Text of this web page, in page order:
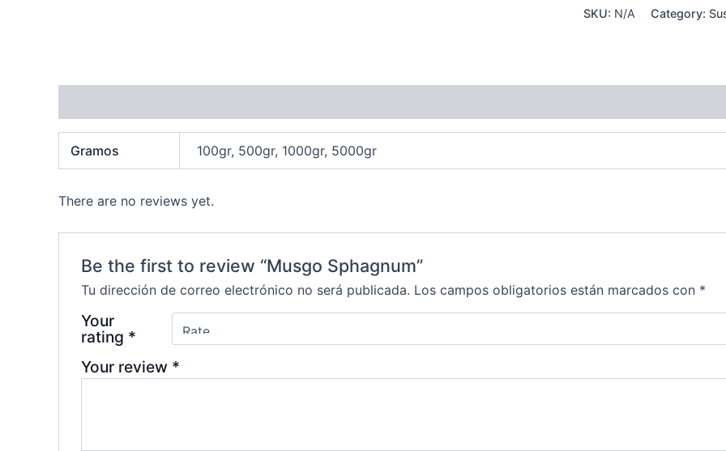
SKU: N/A Category:
Gramos 100gr, 500gr, 1000gr, 5000gr
There are no reviews yet.
Be the first to review “Musgo Sphagnum”
Tu dirección de correo electrónico no será publicada. Los campos obligatorios están marcados con *
Your
rating *
Your review *